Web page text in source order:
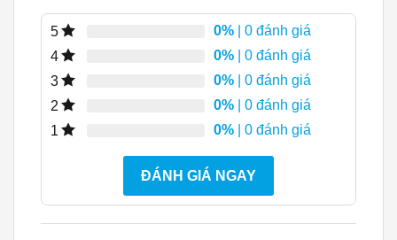
5 0% | 0 đánh giá
4
0% | 0 đánh giá
3
0% | 0 đánh giá
2
0% | 0 đánh giá
1
0% | 0 đánh giá
ĐÁNH GIÁ NGAY